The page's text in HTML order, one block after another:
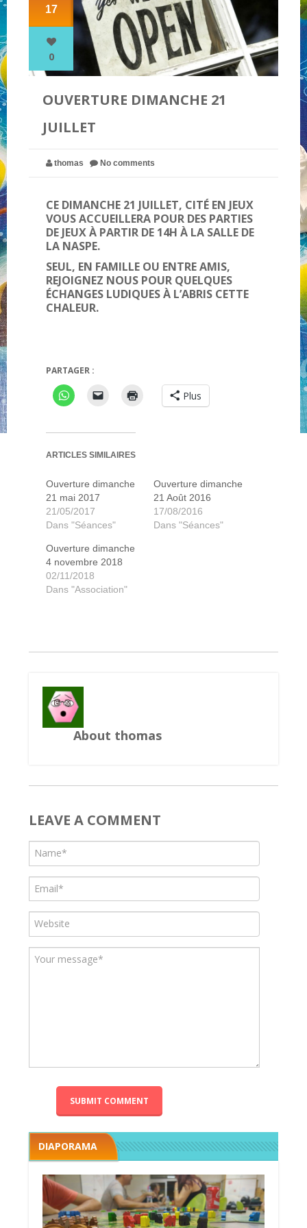
NOS PARTENAIRES
NOUS CONTACTER !
17
0
OUVERTURE DIMANCHE 21
JUILLET
thomas No comments
CE DIMANCHE 21 JUILLET, CITÉ EN JEUX
VOUS ACCUEILLERA POUR DES PARTIES
DE JEUX À PARTIR DE 14H À LA SALLE DE
LA NASPE.
SEUL, EN FAMILLE OU ENTRE AMIS,
REJOIGNEZ NOUS POUR QUELQUES
ÉCHANGES LUDIQUES À L’ABRIS CETTE
CHALEUR.
PARTAGER :
Plus
ARTICLES SIMILAIRES
Ouverture dimanche
21 mai 2017
21/05/2017
Dans "Séances"
Ouverture dimanche
21 Août 2016
17/08/2016
Dans "Séances"
Ouverture dimanche
4 novembre 2018
02/11/2018
Dans "Association"
About thomas
LEAVE A COMMENT
DIAPORAMA